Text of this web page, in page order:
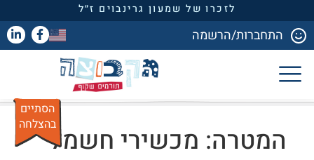
לזכרו של שמעון גרינבוים ז״ל
התחברות/הרשמה
המטרה: מכשירי חשמל
הסתיים
בהצלחה